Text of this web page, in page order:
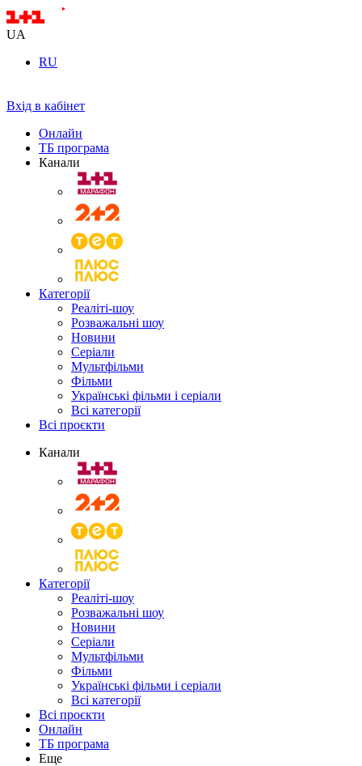
UA
RU
Вхід в кабінет
Онлайн
ТБ програма
Канали
Категорії
Реаліті-шоу
Розважальні шоу
Новини
Серіали
Мультфільми
Фільми
Українські фільми і серіали
Всі категорії
Всі проєкти
Канали
Категорії
Реаліті-шоу
Розважальні шоу
Новини
Серіали
Мультфільми
Фільми
Українські фільми і серіали
Всі категорії
Всі проєкти
Онлайн
ТБ програма
Еще